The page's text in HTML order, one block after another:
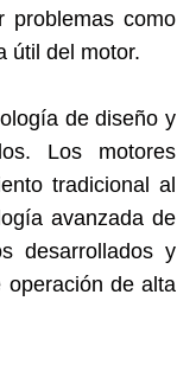
problemas como
útil del motor.
de diseño y
Los motores
tradicional al
avanzada de
desarrollados y
operación de alta